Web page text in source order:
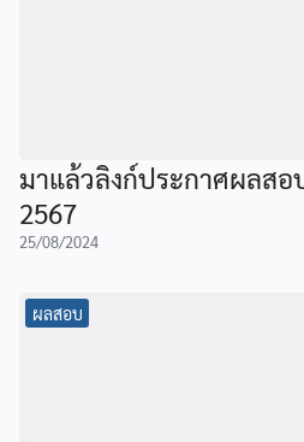
มาแล้วลิงก์ประกาศผลส
2567
25/08/2024
ผลสอบ